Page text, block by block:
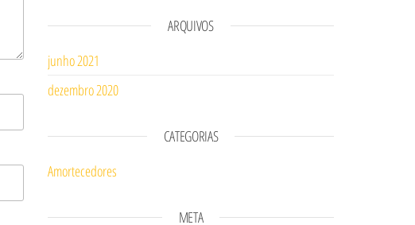
ARQUIVOS
junho 2021
dezembro 2020
CATEGORIAS
Amortecedores
META